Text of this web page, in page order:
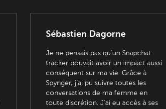
Sébastien Dagorne
Je ne pensais pas qu’un Snapchat
tracker pouvait avoir un impact aussi
conséquent sur ma vie. Grâce à
Spynger, j’ai pu suivre toutes les
conversations de ma femme en
toute discrétion. J’ai eu accès à ses